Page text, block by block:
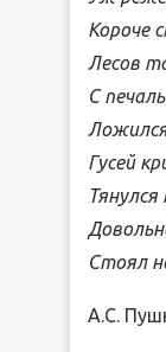
Короче
Лесов
С
Гусей
Стоял
А.С.